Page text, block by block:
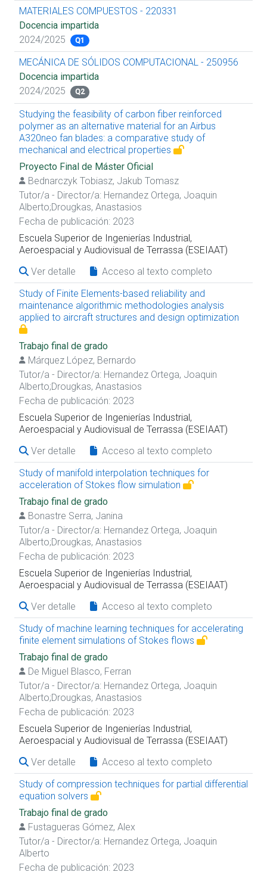
MATERIALES COMPUESTOS - 220331
Docencia impartida
2024/2025
Q1
MECÁNICA DE SÓLIDOS COMPUTACIONAL - 250956
Docencia impartida
2024/2025
Q2
Studying the feasibility of carbon fiber reinforced
polymer as an alternative material for an Airbus
A320neo fan blades: a comparative study of
mechanical and electrical properties
Proyecto Final de Máster Oficial
Bednarczyk Tobiasz, Jakub Tomasz
Tutor/a - Director/a: Hernandez Ortega, Joaquin
Alberto;Drougkas, Anastasios
Fecha de publicación: 2023
Escuela Superior de Ingenierías Industrial,
Aeroespacial y Audiovisual de Terrassa (ESEIAAT)
Ver detalle
Acceso al texto completo
Study of Finite Elements-based reliability and
maintenance algorithmic methodologies analysis
applied to aircraft structures and design optimization
Trabajo final de grado
Márquez López, Bernardo
Tutor/a - Director/a: Hernandez Ortega, Joaquin
Alberto;Drougkas, Anastasios
Fecha de publicación: 2023
Escuela Superior de Ingenierías Industrial,
Aeroespacial y Audiovisual de Terrassa (ESEIAAT)
Ver detalle
Acceso al texto completo
Study of manifold interpolation techniques for
acceleration of Stokes flow simulation
Trabajo final de grado
Bonastre Serra, Janina
Tutor/a - Director/a: Hernandez Ortega, Joaquin
Alberto;Drougkas, Anastasios
Fecha de publicación: 2023
Escuela Superior de Ingenierías Industrial,
Aeroespacial y Audiovisual de Terrassa (ESEIAAT)
Ver detalle
Acceso al texto completo
Study of machine learning techniques for accelerating
finite element simulations of Stokes flows
Trabajo final de grado
De Miguel Blasco, Ferran
Tutor/a - Director/a: Hernandez Ortega, Joaquin
Alberto;Drougkas, Anastasios
Fecha de publicación: 2023
Escuela Superior de Ingenierías Industrial,
Aeroespacial y Audiovisual de Terrassa (ESEIAAT)
Ver detalle
Acceso al texto completo
Study of compression techniques for partial differential
equation solvers
Trabajo final de grado
Fustagueras Gómez, Alex
Tutor/a - Director/a: Hernandez Ortega, Joaquin
Alberto
Fecha de publicación: 2023